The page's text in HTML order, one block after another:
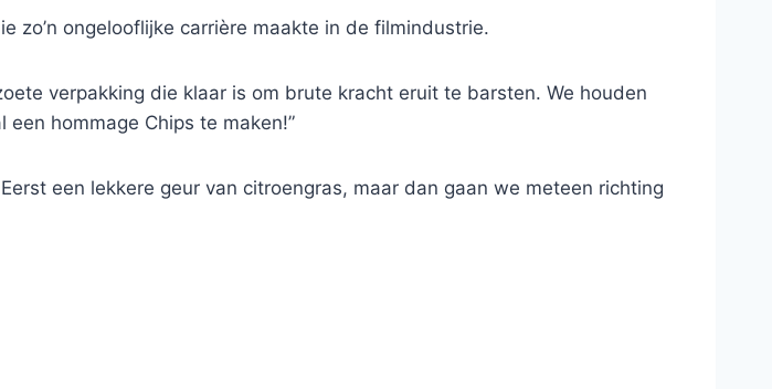
zo’n ongelooflijke carrière maakte in de filmindustrie.
verpakking die klaar is om brute kracht eruit te barsten. We houden
hommage Chips te maken!”
een lekkere geur van citroengras, maar dan gaan we meteen richting